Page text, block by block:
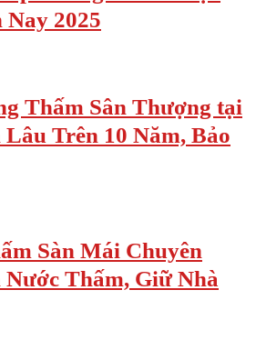
Nay 2025
Thấm Sân Thượng tại
Trên 10 Năm, Bảo
Sàn Mái Chuyên
Nước Thấm, Giữ Nhà